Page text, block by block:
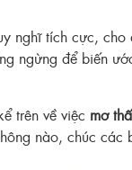
nghĩ tích cực,
ngừng để biến
trên về việc mơ
nào, chúc